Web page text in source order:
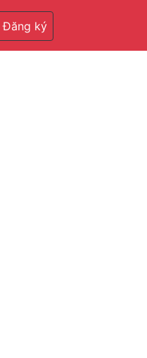
Đăng ký